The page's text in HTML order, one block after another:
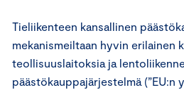
Tieliikenteen kansallinen
mekanismeiltaan hyvin erilainen
teollisuuslaitoksia ja
päästökauppajärjestelmä (”EU:n